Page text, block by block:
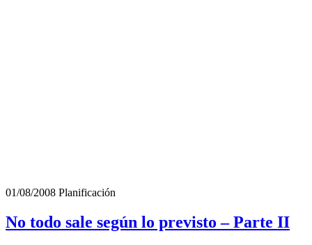
01/08/2008 Planificación
No todo sale según lo previsto – Parte II